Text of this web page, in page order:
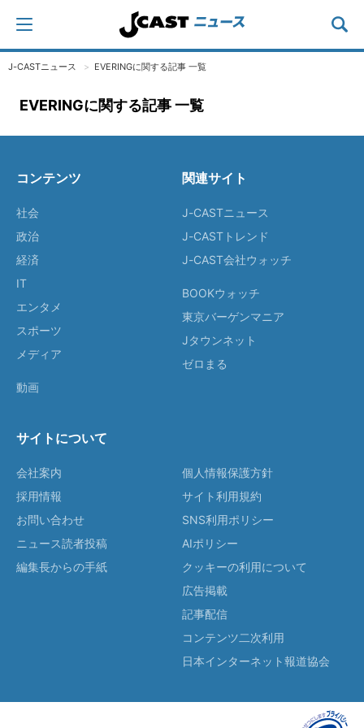
J-CASTニュース EVERINGに関する記事 一覧
EVERINGに関する記事 一覧
コンテンツ
社会
政治
経済
IT
エンタメ
スポーツ
メディア
動画
関連サイト
J-CASTニュース
J-CASTトレンド
J-CAST会社ウォッチ
BOOKウォッチ
東京バーゲンマニア
Jタウンネット
ゼロまる
サイトについて
会社案内
採用情報
お問い合わせ
ニュース読者投稿
編集長からの手紙
個人情報保護方針
サイト利用規約
SNS利用ポリシー
AIポリシー
クッキーの利用について
広告掲載
記事配信
コンテンツ二次利用
日本インターネット報道協会